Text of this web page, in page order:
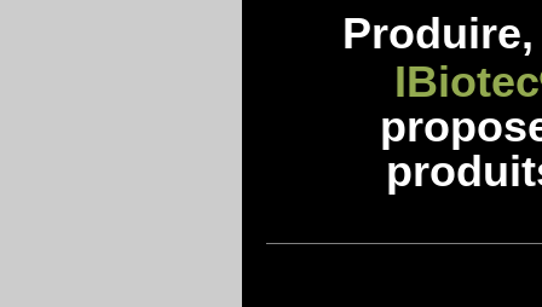
IBiotec